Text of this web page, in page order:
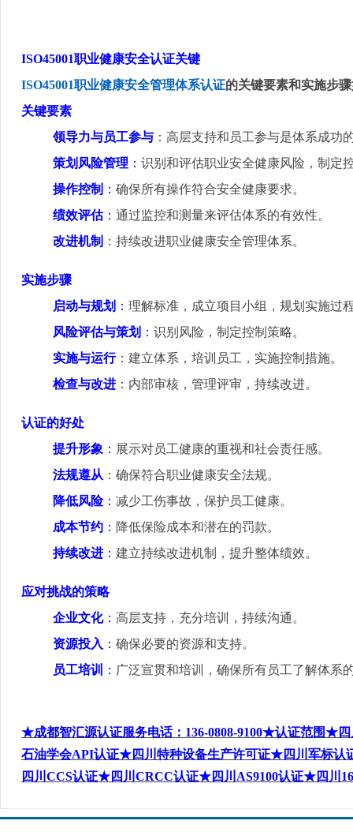
ISO45001职业健康安全认证关键
ISO45001职业健康安全管理体系认证的关键要素和实施步
关键要素
领导力与员工参与 ：高层支持和员工参与是体系成功
策划风险管理 ： 识别和评估职业安全健康风险，制定
操作控制 ： 确保所有操作符合安全健康要求。
绩效评估： 通过监控和测量来评估体系的有效性。
改进机制 ：持续改进职业健康安全管理体系。
实施步骤
启动与规划 ： 理解标准，成立项目小组，规划实施过
风险评估与策划 ： 识别风险，制定控制策略。
实施与运行：建立体系，培训员工，实施控制措施。
检查与改进 ：内部审核，管理评审，持续改进。
认证的好处
提升形象 ： 展示对员工健康的重视和社会责任感。
法规遵从 ：确保符合职业健康安全法规。
降低风险： 减少工伤事故，保护员工健康。
成本节约 ： 降低保险成本和潜在的罚款。
持续改进 ： 建立持续改进机制，提升整体绩效。
应对挑战的策略
企业文化： 高层支持，充分培训，持续沟通 。
资源投入 ： 确保必要的资源和支持。
员工培训
： 广泛宣贯和培训，确保所有员工了解体系
★成都智汇源认证服务电话：136-0808-9100★认证范围★四
石油学会API认证★四川特种设备生产许可证★四川军标认
四川CCS认证★四川CRCC认证★四川AS9100认证★四川